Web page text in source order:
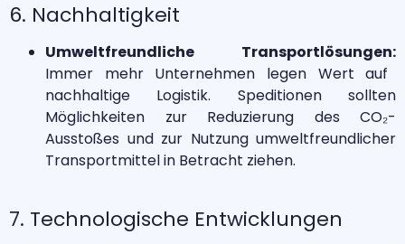
6. Nachhaltigkeit
Umweltfreundliche Transportlösungen:
Immer mehr Unternehmen legen Wert auf
nachhaltige Logistik. Speditionen sollten
Möglichkeiten zur Reduzierung des CO₂-
Ausstoßes und zur Nutzung umweltfreundlicher
Transportmittel in Betracht ziehen.
7. Technologische Entwicklungen